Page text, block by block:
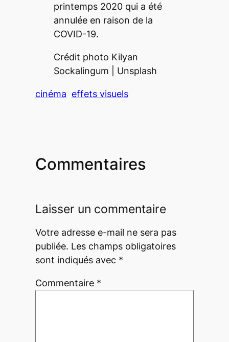
printemps 2020 qui a été
annulée en raison de la
COVID-19.
Crédit photo Kilyan
Sockalingum | Unsplash
cinéma effets visuels
Commentaires
Laisser un commentaire
Votre adresse e-mail ne sera pas
publiée. Les champs obligatoires
sont indiqués avec *
Commentaire *